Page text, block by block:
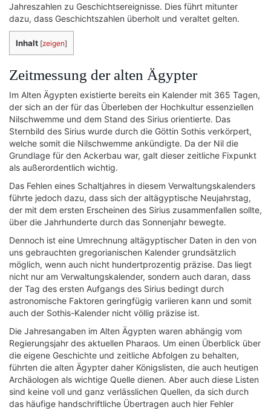
Jahreszahlen zu Geschichtsereignisse. Dies führt mitunter
dazu, dass Geschichtszahlen überholt und veraltet gelten.
Inhalt [zeigen]
Zeitmessung der alten Ägypter
Im Alten Ägypten existierte bereits ein Kalender mit 365 Tagen,
der sich an der für das Überleben der Hochkultur essenziellen
Nilschwemme und dem Stand des Sirius orientierte. Das
Sternbild des Sirius wurde durch die Göttin Sothis verkörpert,
welche somit die Nilschwemme ankündigte. Da der Nil die
Grundlage für den Ackerbau war, galt dieser zeitliche Fixpunkt
als außerordentlich wichtig.
Das Fehlen eines Schaltjahres in diesem Verwaltungskalenders
führte jedoch dazu, dass sich der altägyptische Neujahrstag,
der mit dem ersten Erscheinen des Sirius zusammenfallen sollte,
über die Jahrhunderte durch das Sonnenjahr bewegte.
Dennoch ist eine Umrechnung altägyptischer Daten in den von
uns gebrauchten gregorianischen Kalender grundsätzlich
möglich, wenn auch nicht hundertprozentig präzise. Das liegt
nicht nur am Verwaltungskalender, sondern auch daran, dass
der Tag des ersten Aufgangs des Sirius bedingt durch
astronomische Faktoren geringfügig variieren kann und somit
auch der Sothis-Kalender nicht völlig präzise ist.
Die Jahresangaben im Alten Ägypten waren abhängig vom
Regierungsjahr des aktuellen Pharaos. Um einen Überblick über
die eigene Geschichte und zeitliche Abfolgen zu behalten,
führten die alten Ägypter daher Königslisten, die auch heutigen
Archäologen als wichtige Quelle dienen. Aber auch diese Listen
sind keine voll und ganz verlässlichen Quellen, da sich durch
das häufige handschriftliche Übertragen auch hier Fehler